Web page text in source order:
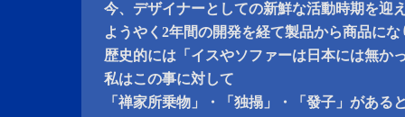
今、デザイナーとしての新鮮な活動時期を迎
ようやく2年間の開発を経て製品から商品にな
歴史的には「イスやソファーは日本には無か
私はこの事に対して
「禅家所乗物」・「独搨」・「發子」がある